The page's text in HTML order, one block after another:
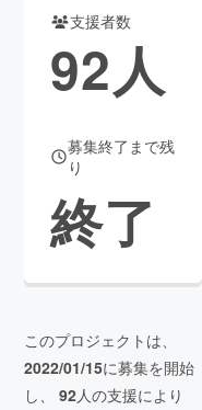
支援者数
92人
募集終了まで残
り
終了
このプロジェクトは、
2022/01/15に募集を開始
し、 92人の支援により